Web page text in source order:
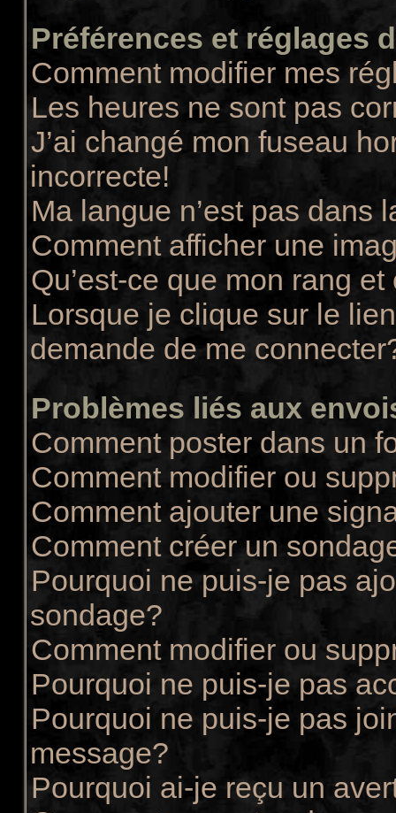
Préférences et réglages
Comment modifier mes
Les heures ne sont pas
J’ai changé mon fuseau
incorrecte!
Ma langue n’est pas dans
Comment afficher une
Qu’est-ce que mon rang
Lorsque je clique sur le
demande de me
Problèmes liés aux
Comment poster dans un
Comment modifier ou
Comment ajouter une
Comment créer un
Pourquoi ne puis-je pas
sondage?
Comment modifier ou
Pourquoi ne puis-je pas
Pourquoi ne puis-je pas
message?
Pourquoi ai-je reçu un